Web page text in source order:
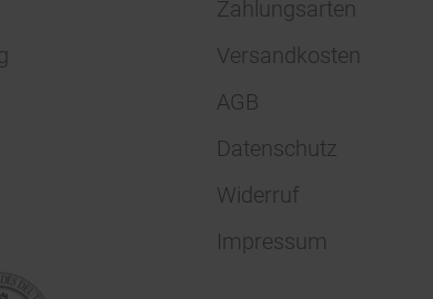
Zahlungsarten
Versandkosten
AGB
Datenschutz
Widerruf
Impressum